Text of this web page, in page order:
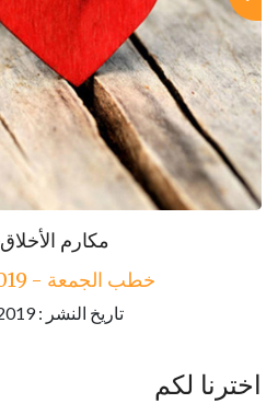
143-مكارم الأخلاق
خطب الجمعة - 2019-06-21
تاريخ النشر : 2019-09-04
اخترنا لكم